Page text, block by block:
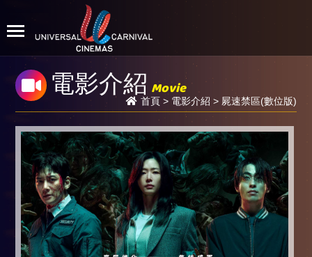
電影介紹 Movie
首頁> 電影介紹 > 屍速禁區(數位版)